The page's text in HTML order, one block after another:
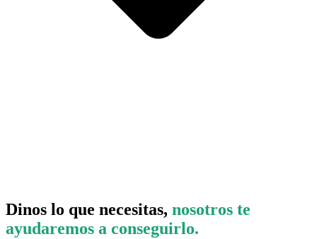
Dinos lo que necesitas, nosotros te
ayudaremos a conseguirlo.